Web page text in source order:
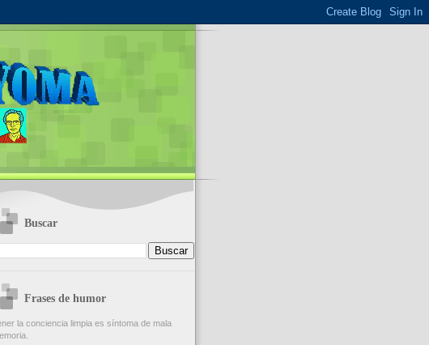
Buscar
Frases de humor
la conciencia limpia es síntoma de mala